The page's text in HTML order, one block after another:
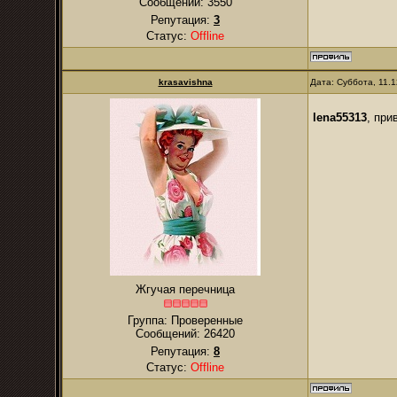
Репутация: 3
Статус: Offline
krasavishna Дата: Суббота,
Жгучая перечница
Группа: Проверенные
Сообщений: 26420
Репутация: 8
Статус: Offline
lena55313 ,